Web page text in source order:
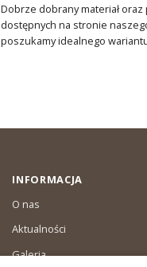
Dobrze dobrany materiał
dostępnych na stronie
poszukamy idealnego
INFORMACJA
O nas
Aktualności
Galeria